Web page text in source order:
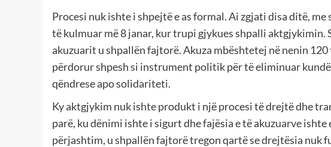
Procesi nuk ishte i shpejtë e as formal. Ai zgjati disa ditë, me
të kulmuar më 8 janar, kur trupi gjykues shpalli
akuzuarit u shpallën fajtorë. Akuza mbështetej në nenin
përdorur shpesh si instrument politik për të eliminuar
qëndrese apo solidariteti.
Ky aktgjykim nuk ishte produkt i një procesi të drejtë dhe
parë, ku dënimi ishte i sigurt dhe fajësia e të akuzuarve
përjashtim, u shpallën fajtorë tregon qartë se drejtësia nuk